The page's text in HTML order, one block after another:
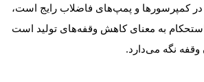
در کمپرسورها و پمپ‌های فاضلاب رایج است،
به معنای کاهش وقفه‌های تولید است
نگه می‌دارد.